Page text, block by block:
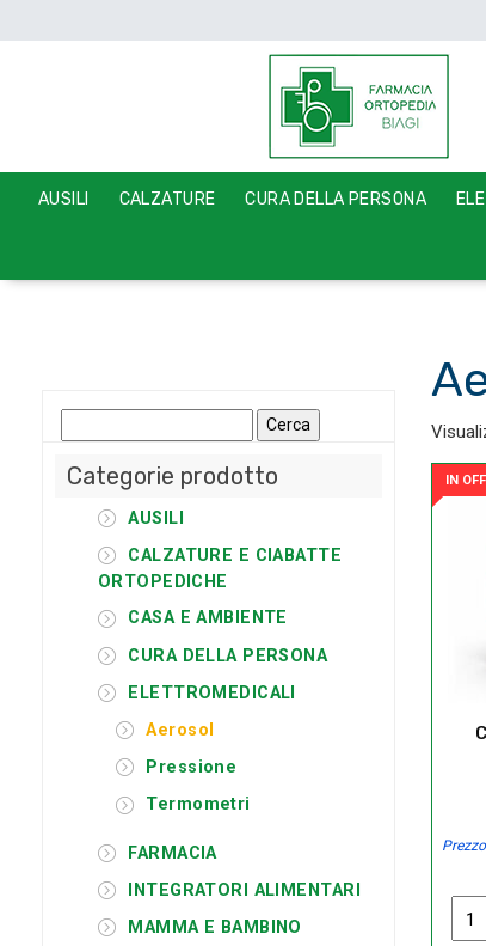
AUSILI CALZATURE CURA DELLA PERSONA
per:
Categorie prodotto
AUSILI
CALZATURE E CIABATTE
ORTOPEDICHE
CASA E AMBIENTE
CURA DELLA PERSONA
ELETTROMEDICALI
Aerosol
Pressione
Termometri
FARMACIA
INTEGRATORI ALIMENTARI
MAMMA E BAMBINO
IN